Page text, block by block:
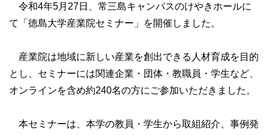
令和4年5月27日、常三島キャンパスのけやきホールに
て「徳島大学産業院セミナー」を開催しました。
産業院は地域に新しい産業を創出できる人材育成を目的
とし、セミナーには関連企業・団体・教職員・学生など、
オンラインを含め約240名の方にご参加いただきました。
本セミナーは、本学の教員・学生から取組紹介、事例発